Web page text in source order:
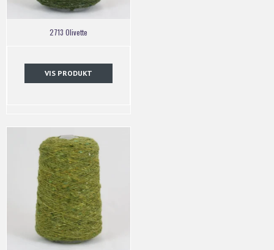
2713 Olivette
VIS PRODUKT